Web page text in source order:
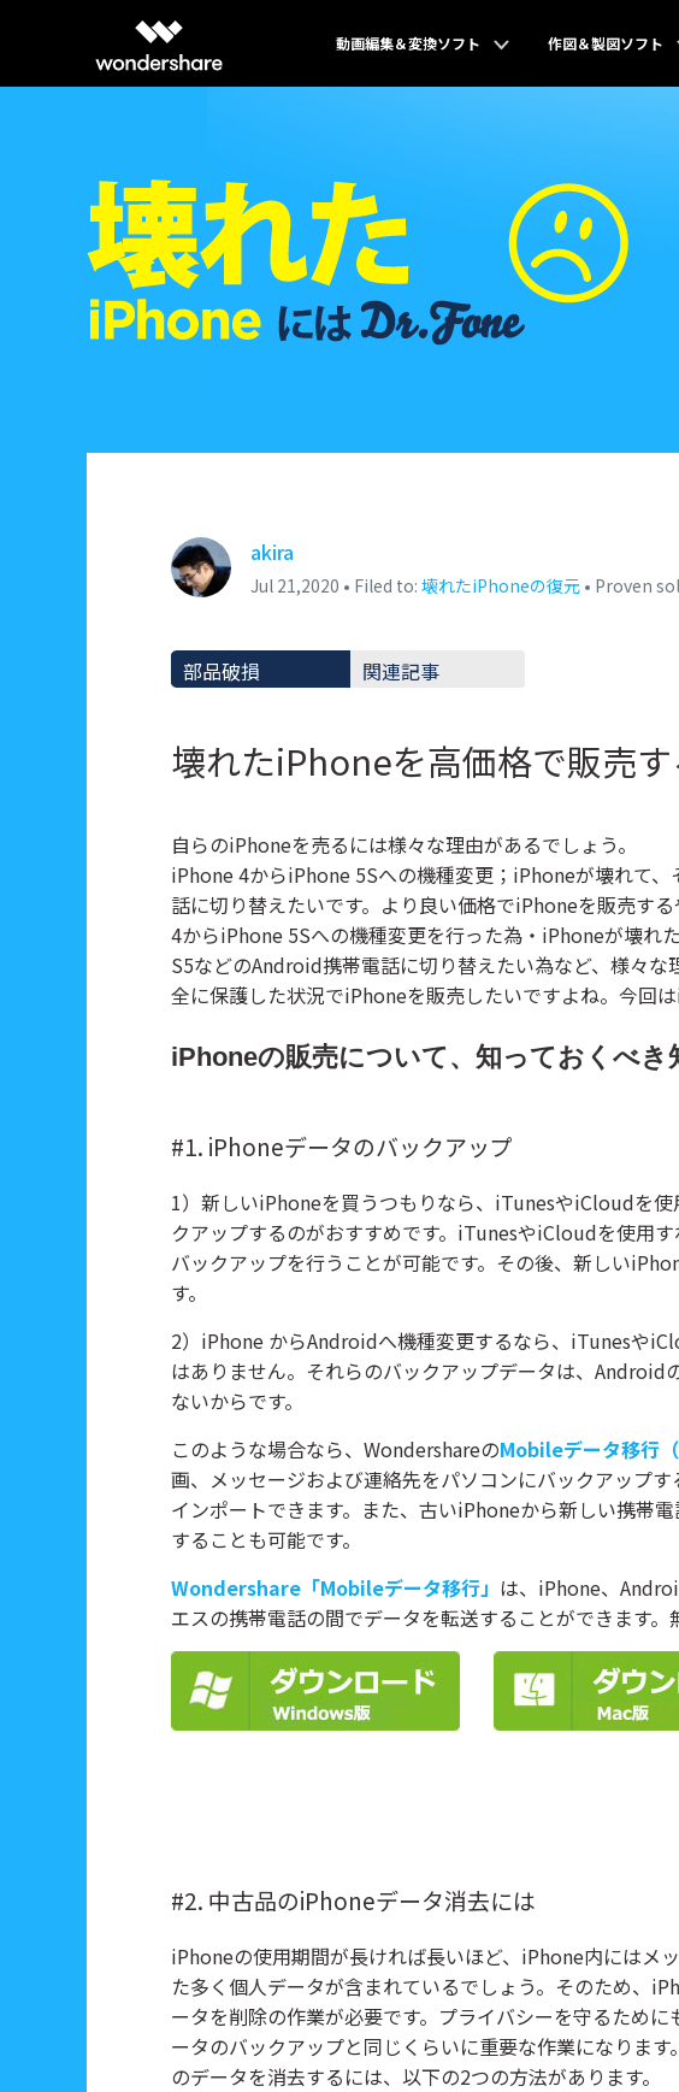
動画編集＆変換ソフト
動画編集ソフト
UniConverter
動画変換ソフト
動画編集に使える素材サイト
作図＆製図ソフト
akira
Jul 21,2020 • Filed to: 壊れたiPhoneの復元 • Proven
部品破損 関連記事
壊れたiPhoneを高価格で販売す
自らのiPhoneを売るには様々な理由があるでしょう。
iPhone 4からiPhone 5Sへの機種変更；iPhoneが壊れて
話に切り替えたいです。より良い価格でiPhoneを販売す
4からiPhone 5Sへの機種変更を行った為・iPhoneが壊れ
S5などのAndroid携帯電話に切り替えたい為など、様々
全に保護した状況でiPhoneを販売したいですよね。今回
iPhoneの販売について、知っておくべき
#1. iPhoneデータのバックアップ
1）新しいiPhoneを買うつもりなら、iTunesやiCloudを
クアップするのがおすすめです。iTunesやiCloudを使用
バックアップを行うことが可能です。その後、新しい
す。
2）iPhone からAndroidへ機種変更するなら、iTunesや
はありません。それらのバックアップデータは、Android
ないからです。
このような場合なら、WondershareのMobileデータ移行
画、メッセージおよび連絡先をパソコンにバックアップ
インポートできます。また、古いiPhoneから新しい携帯
することも可能です。
Wondershare「Mobileデータ移行」 は、iPhone、
エスの携帯電話の間でデータを転送することができます。
#2. 中古品のiPhoneデータ消去には
iPhoneの使用期間が長ければ長いほど、iPhone内にはメ
た多く個人データが含まれているでしょう。そのため、
ータを削除の作業が必要です。プライバシーを守るため
ータのバックアップと同じくらいに重要な作業になりま
のデータを消去するには、以下の2つの方法があります。